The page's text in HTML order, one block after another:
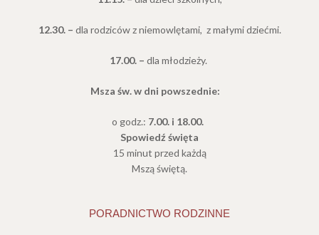
12.30. – dla rodziców z niemowlętami, z małymi dziećmi.
17.00. – dla młodzieży.
Msza św. w dni powszednie:
o godz.: 7.00. i 18.00.
Spowiedź święta
15 minut przed każdą
Mszą świętą.
PORADNICTWO RODZINNE